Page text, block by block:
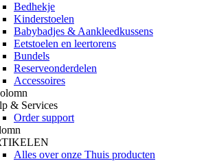
Bedhekje
Kinderstoelen
Babybadjes & Aankleedkussens
Eetstoelen en leertorens
Bundels
Reserveonderdelen
Accessoires
& Services
Order support
Alles over onze Thuis producten